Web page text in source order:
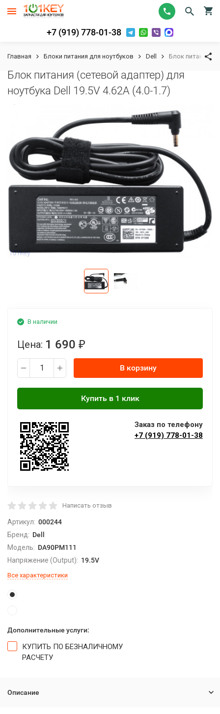
+7 (919) 778-01-38
Главная Блоки питания для ноутбуков Dell Блок питания
Блок питания (сетевой адаптер) для
ноутбука Dell 19.5V 4.62A (4.0-1.7)
В наличии
Цена: 1 690 ₽
В корзину
Заказ по телефону
+7 (919) 778-01-38
Написать отзыв
Артикул: 000244
Бренд: Dell
Модель: DA90PM111
Напряжение (Output): 19.5V
Все характеристики
Дополнительные услуги:
КУПИТЬ ПО БЕЗНАЛИЧНОМУ
РАСЧЕТУ
Описание